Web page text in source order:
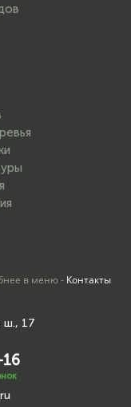
в меню - Контакты
ш., 17